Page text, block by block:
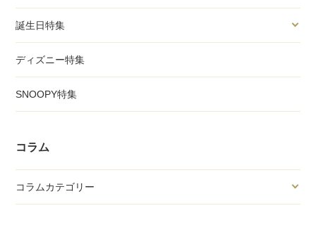
誕生日特集
ディズニー特集
SNOOPY特集
コラム
コラムカテゴリー